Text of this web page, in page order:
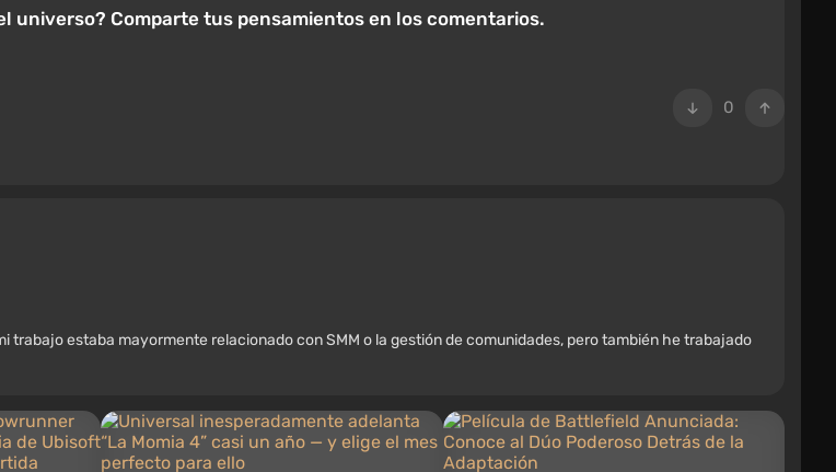
universo? Comparte tus pensamientos en los comentarios.
0
estaba mayormente relacionado con SMM o la gestión de comunidades, pero también he trabajado